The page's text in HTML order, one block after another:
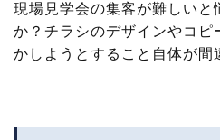
現場見学会の集客が難しいと
か？チラシのデザインやコピ
かしようとすること自体が間